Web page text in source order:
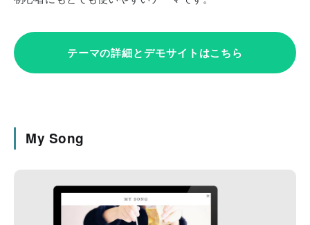
テーマの詳細とデモサイトはこちら
My Song